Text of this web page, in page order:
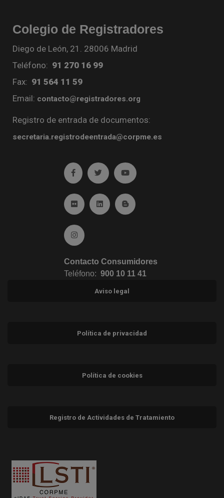
Colegio de Registradores
Diego de León, 21. 28006 Madrid
Teléfono: 91 270 16 99
Fax: 91 564 11 59
Email: contacto@registradores.org
Registro de entrada de documentos:
secretaria.registrodeentrada@corpme.es
Ir a facebook (abre en ventana nueva)
Ir a twitter (abre en ventana nueva)
Ir a YouTube (abre en
Ir a Flickr (abre en ventana nueva)
Ir a Linkedin (abre en ventana nueva)
Ir al Blog (abre en ventana
Ir a Instagram (abre en ventana nueva)
Contacto Consumidores
Teléfono: 900 10 11 41
Aviso legal
Política de privacidad
Política de cookies
Registro de Actividades de Tratamiento